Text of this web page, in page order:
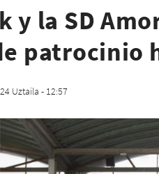
y la SD
patrocinio
24 Uztaila - 12:57